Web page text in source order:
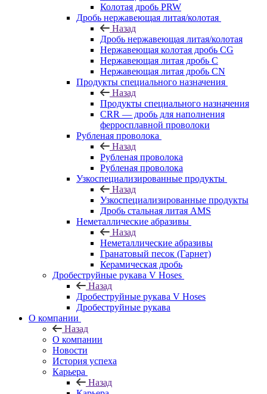
Колотая дробь PRW
Дробь нержавеющая литая/колотая
Назад
Дробь нержавеющая литая/колотая
Нержавеющая колотая дробь CG
Нержавеющая литая дробь C
Нержавеющая литая дробь CN
Продукты специального назначения
Назад
Продукты специального назначения
CRR — дробь для наполнения
ферросплавной проволоки
Рубленая проволока
Назад
Рубленая проволока
Рубленая проволока
Узкоспециализированные продукты
Назад
Узкоспециализированные продукты
Дробь стальная литая AMS
Неметаллические абразивы
Назад
Неметаллические абразивы
Гранатовый песок (Гарнет)
Керамическая дробь
Дробеструйные рукава V Hoses
Назад
Дробеструйные рукава V Hoses
Дробеструйные рукава
О компании
Назад
О компании
Новости
История успеха
Карьера
Назад